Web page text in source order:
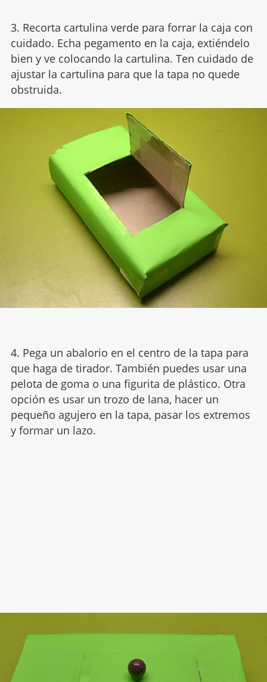
3. Recorta cartulina verde para forrar la caja con
cuidado. Echa pegamento en la caja, extiéndelo
bien y ve colocando la cartulina. Ten cuidado de
ajustar la cartulina para que la tapa no quede
obstruida.
4. Pega un abalorio en el centro de la tapa para
que haga de tirador. También puedes usar una
pelota de goma o una figurita de plástico. Otra
opción es usar un trozo de lana, hacer un
pequeño agujero en la tapa, pasar los extremos
y formar un lazo.